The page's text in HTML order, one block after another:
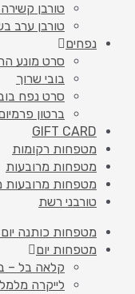
טורבן
טורבן ערב
נפחים
סרט מונע
בובי שרוך
סרט נפח
ברטון
GIFT CARD
מטפחות רקומות
מטפחות מרובעות
מטפחות מרובעות
טורבני רשת
מטפחות כותנה יום
מטפחות יום
קלאה בל –
לייקרה